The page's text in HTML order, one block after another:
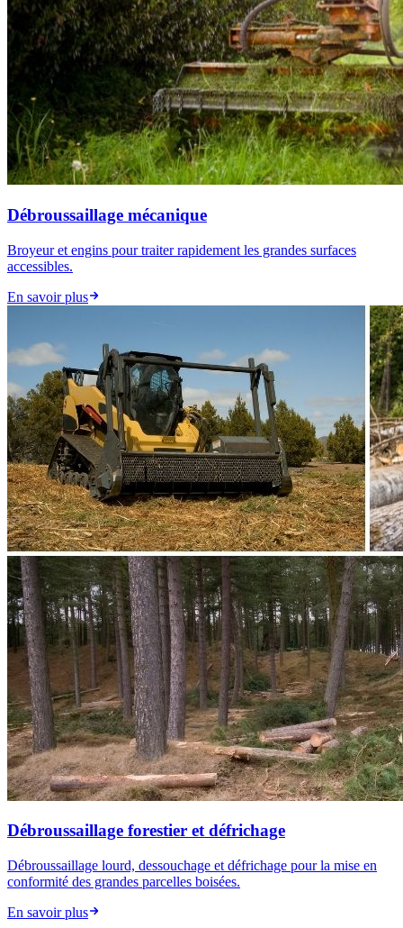
Débroussaillage mécanique
Broyeur et engins pour traiter rapidement les grandes surfaces
accessibles.
En savoir plus
Débroussaillage forestier et défrichage
Débroussaillage lourd, dessouchage et défrichage pour la mise en
conformité des grandes parcelles boisées.
En savoir plus